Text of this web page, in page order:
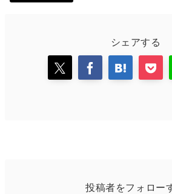
シェアする
投稿者をフォロー